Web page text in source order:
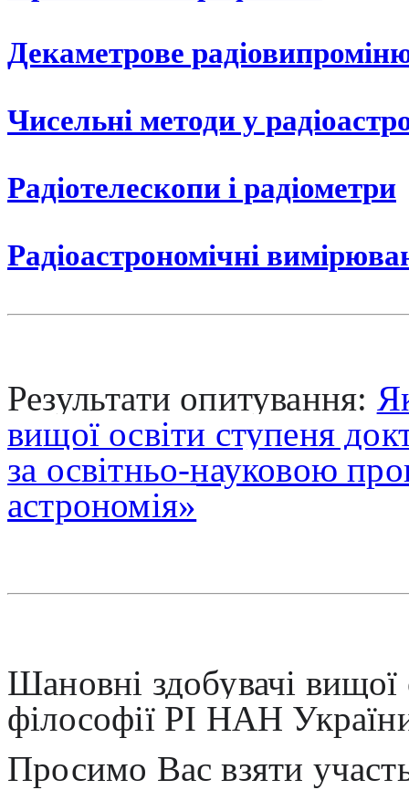
Декаметрове
Чисельні методи у
Радіотелескопи і радіометри
Радіоастрономічні
Результати опитування:
вищої освіти ступеня
за освітньо-науковою
астрономія»
Шановні здобувачі вищої
філософії РІ НАН
Просимо Вас взяти